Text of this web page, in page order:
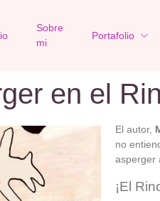
Sobre
mi
Portafolio
en el
El autor,
no
asperger
¡El